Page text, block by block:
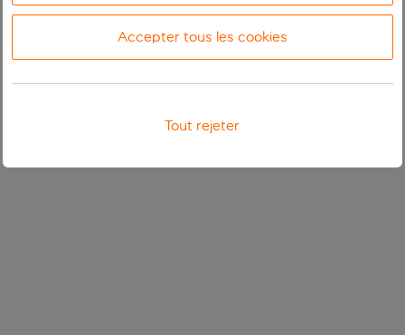
Accepter tous les cookies
Tout rejeter